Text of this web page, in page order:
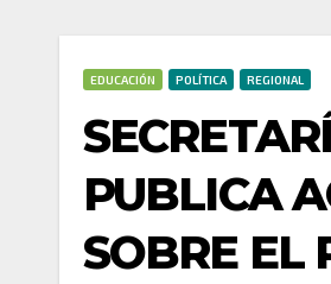
EDUCACIÓN POLÍTICA REGIONAL
PUBLICA
SOBRE EL